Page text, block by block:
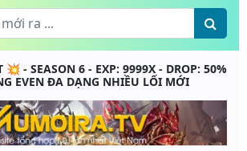
- SEASON 6 - EXP: 9999X - DROP: 50%
EVEN ĐA DẠNG NHIỀU LỐI MỚI